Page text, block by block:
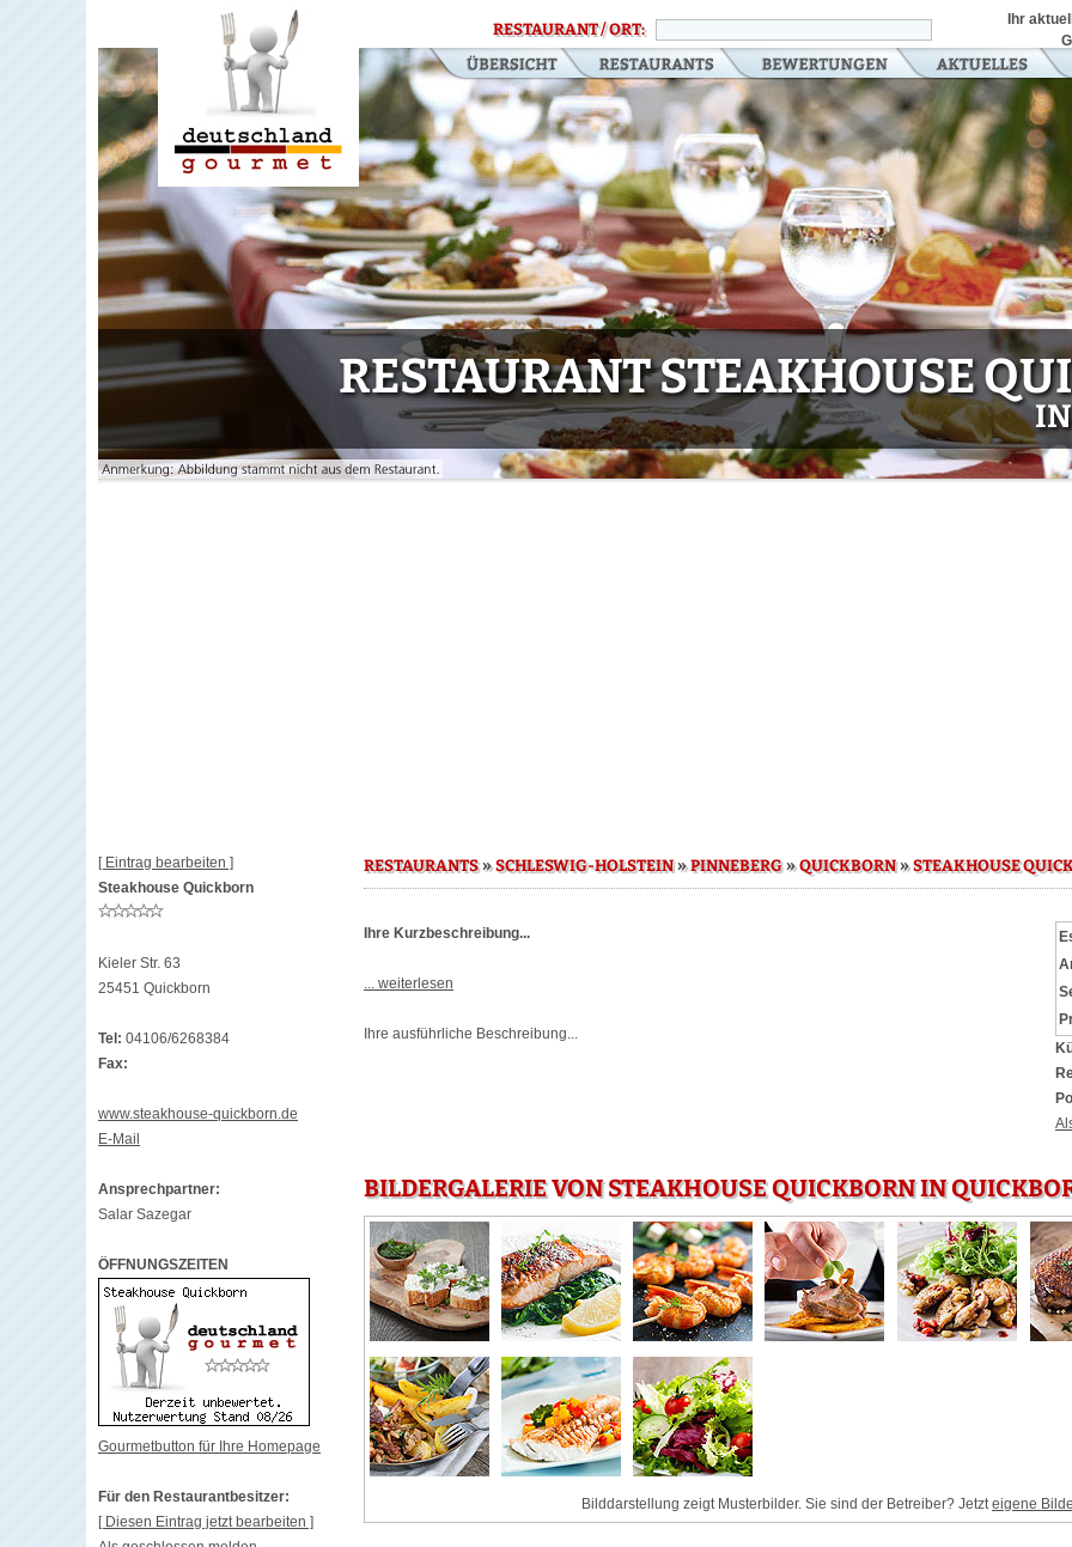
RESTAURANT / ORT:
Ihr
RESTAURANT STEAKHOUSE
[ Eintrag bearbeiten ]
Steakhouse Quickborn
Kieler Str. 63
25451 Quickborn
Tel: 04106/6268384
Fax:
www.steakhouse-quickborn.de
E-Mail
Ansprechpartner:
Salar Sazegar
ÖFFNUNGSZEITEN
Gourmetbutton für Ihre Homepage
Für den Restaurantbesitzer:
[ Diesen Eintrag jetzt bearbeiten ]
RESTAURANTS»SCHLESWIG-HOLSTEIN»PINNEBERG»QUICKBORN»STEAKHOUSE
Ihre Kurzbeschreibung...
... weiterlesen
Ihre ausführliche Beschreibung...
BILDERGALERIE VON STEAKHOUSE QUICKBORN IN
Bilddarstellung zeigt Musterbilder. Sie sind der Betreiber? Jetzteigene